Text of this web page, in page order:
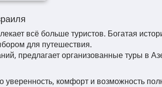
всё больше туристов. Богатая
для путешествия.
предлагает организованные туры в
комфорт и возможность